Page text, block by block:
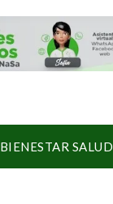
BIENESTAR SALUD